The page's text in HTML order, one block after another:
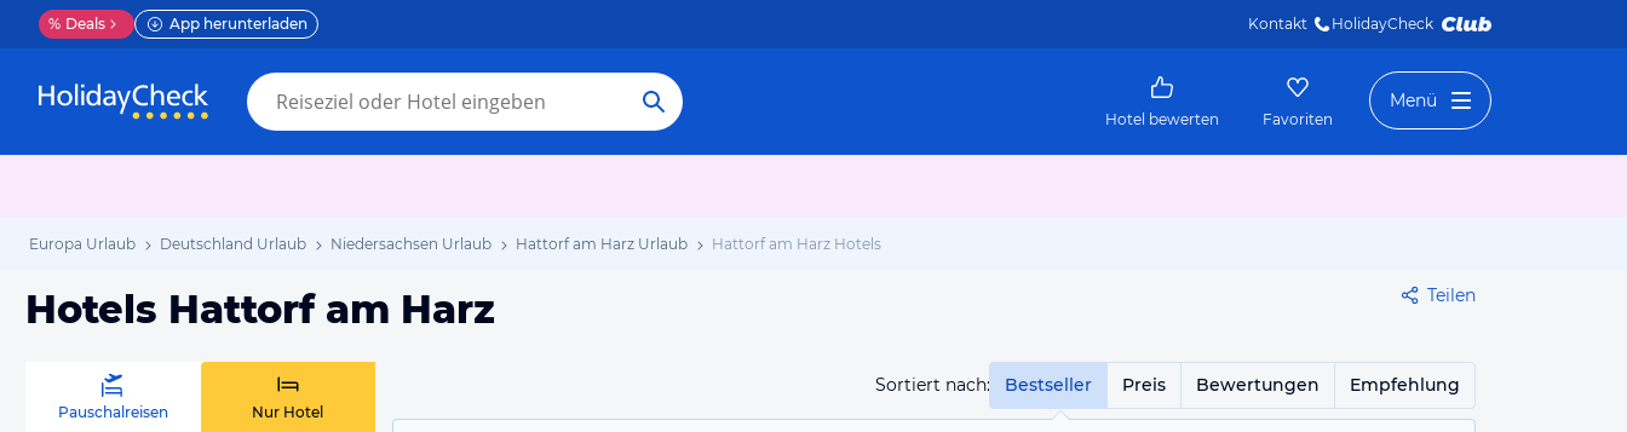
% Deals App herunterladen Kontakt HolidayCheck
Hotel bewerten Favoriten
Menü
Europa Urlaub Deutschland Urlaub Niedersachsen Urlaub Hattorf am Harz Urlaub Hattorf am Harz Hotels
Hotels Hattorf am Harz Teilen
Sortiert nach: Bestseller Preis Bewertungen Empfehlung
Pauschalreisen Nur Hotel